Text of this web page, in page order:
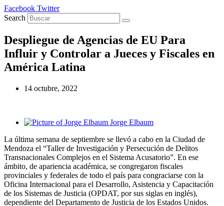
Facebook Twitter
Search
Despliegue de Agencias de EU Para
Influir y Controlar a Jueces y Fiscales en
América Latina
14 octubre, 2022
Jorge Elbaum
La última semana de septiembre se llevó a cabo en la Ciudad de
Mendoza el “Taller de Investigación y Persecución de Delitos
Transnacionales Complejos en el Sistema Acusatorio”. En ese
ámbito, de apariencia académica, se congregaron fiscales
provinciales y federales de todo el país para congraciarse con la
Oficina Internacional para el Desarrollo, Asistencia y Capacitación
de los Sistemas de Justicia (OPDAT, por sus siglas en inglés),
dependiente del Departamento de Justicia de los Estados Unidos.